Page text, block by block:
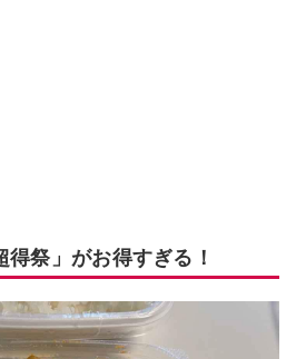
祭」がお得すぎる！